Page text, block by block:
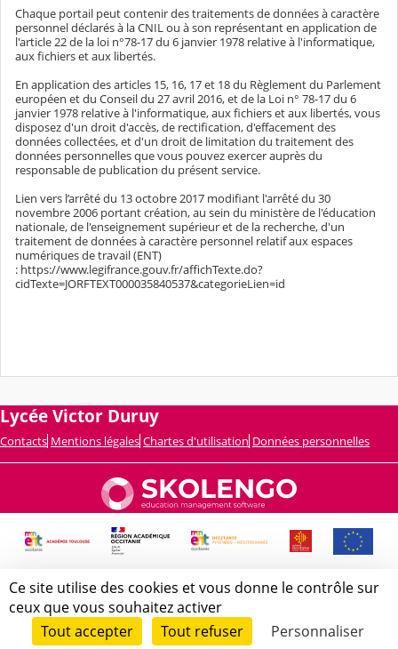
Chaque portail peut contenir des traitements de données à caractère
personnel déclarés à la CNIL ou à son représentant en application de
l'article 22 de la loi n°78-17 du 6 janvier 1978 relative à l'informatique,
aux fichiers et aux libertés.
En application des articles 15, 16, 17 et 18 du Règlement du Parlement
européen et du Conseil du 27 avril 2016, et de la Loi n° 78-17 du 6
janvier 1978 relative à l'informatique, aux fichiers et aux libertés, vous
disposez d'un droit d'accès, de rectification, d'effacement des
données collectées, et d'un droit de limitation du traitement des
données personnelles que vous pouvez exercer auprès du
responsable de publication du présent service.
Lien vers l’arrêté du 13 octobre 2017 modifiant l'arrêté du 30
novembre 2006 portant création, au sein du ministère de l'éducation
nationale, de l'enseignement supérieur et de la recherche, d'un
traitement de données à caractère personnel relatif aux espaces
numériques de travail (ENT)
: https://www.legifrance.gouv.fr/affichTexte.do?
cidTexte=JORFTEXT000035840537&categorieLien=id
Lycée Victor Duruy
Contacts Mentions légales Chartes d'utilisation Données personnelles
Ce site utilise des cookies et vous donne le contrôle sur
ceux que vous souhaitez activer
Tout accepter
Tout refuser Personnaliser